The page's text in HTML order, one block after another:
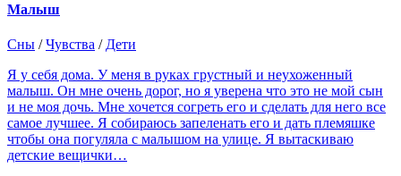
Малыш
Сны /Чувства / Дети
Я у себя дома. У меня в руках грустный и неухоженный
малыш. Он мне очень дорог, но я уверена что это не мой сын
и не моя дочь. Мне хочется согреть его и сделать для него все
самое лучшее. Я собираюсь запеленать его и дать племяшке
чтобы она погуляла с малышом на улице. Я вытаскиваю
детские вещички…